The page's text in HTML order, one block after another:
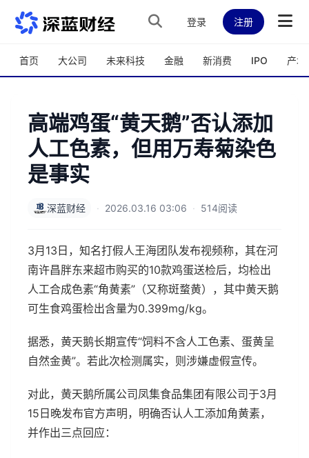
跳转到主内容
登录 注册
首页 大公司 未来科技 金融 新消费 IPO 产城
高端鸡蛋“黄天鹅”否认添加
人工色素，但用万寿菊染色
是事实
深蓝财经 · 2026.03.16 03:06 · 514阅读
3月13日，知名打假人王海团队发布视频称，其在河
南许昌胖东来超市购买的10款鸡蛋送检后，均检出
人工合成色素“角黄素”（又称斑蝥黄），其中黄天鹅
可生食鸡蛋检出含量为0.399mg/kg。
据悉，黄天鹅长期宣传“饲料不含人工色素、蛋黄呈
自然金黄”。若此次检测属实，则涉嫌虚假宣传。
对此，黄天鹅所属公司凤集食品集团有限公司于3月
15日晚发布官方声明，明确否认人工添加角黄素，
并作出三点回应：